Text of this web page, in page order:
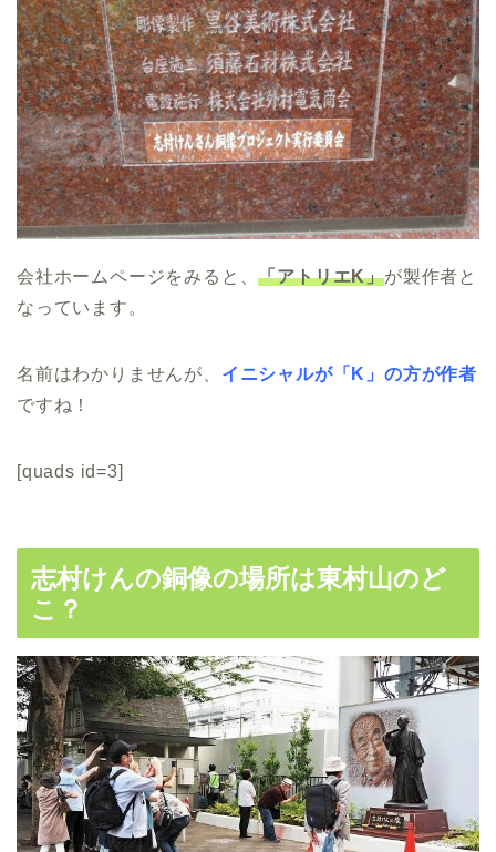
会社ホームページをみると、「アトリエK」が製作者と
なっています。
名前はわかりませんが、 イニシャルが「K」の方が作者
ですね！
[quads id=3]
志村けんの銅像の場所は東村山のど
こ？